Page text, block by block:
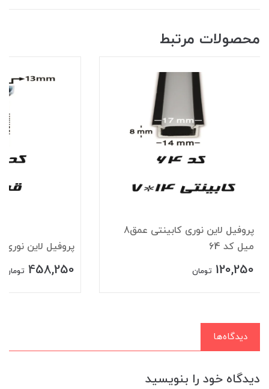
محصولات مرتبط
پروفیل لاین نوری کابینتی عمق8
میل کد 64
120,250 تومان
پروفیل لاین نوری
458,250 تومان
دیدگاه‌ها
دیدگاه خود را بنویسید